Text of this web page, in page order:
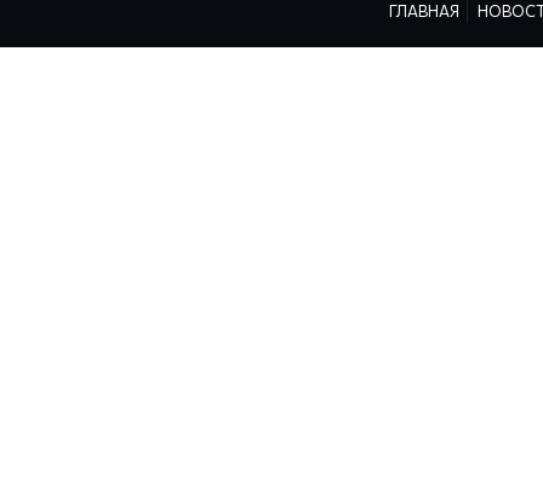
ГЛАВНАЯ